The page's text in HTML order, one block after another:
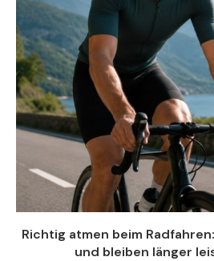
Richtig atmen beim
und bleiben länger